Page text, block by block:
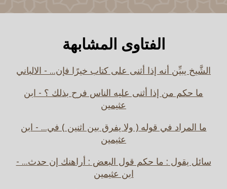
الفتاوى المشابهة
الشَّيخ يبيِّن أنه إذا أثنى على كتاب خيرًا فإن... - الالباني
ما حكم من إذا أثنى عليه الناس فرح بذلك ؟ - ابن
عثيمين
ما المراد في قوله ( ولا يفرق بين اثنين ) في... - ابن
عثيمين
سائل يقول : ما حكم قول البعض : أراهنك إن حدث... -
ابن عثيمين